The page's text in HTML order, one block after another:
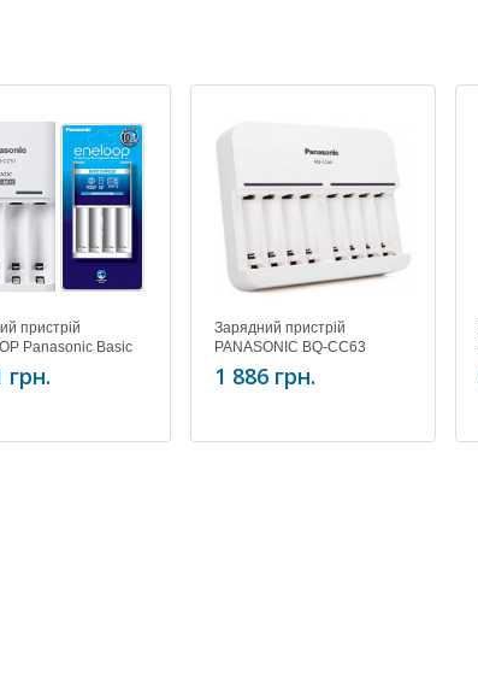
пристрій
Panasonic Basic
New BQ-CC51E
грн.
Зарядний пристрій
PANASONIC BQ-CC63
1 886 грн.